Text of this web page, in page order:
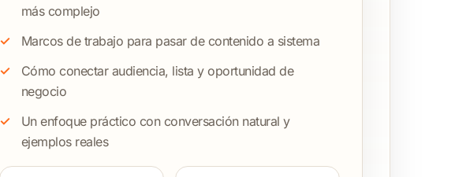
más complejo
Marcos de trabajo para pasar de contenido a sistema
Cómo conectar audiencia, lista y oportunidad de
negocio
Un enfoque práctico con conversación natural y
ejemplos reales